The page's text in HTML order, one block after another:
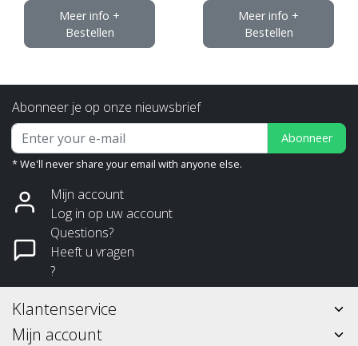
Meer info +
Bestellen
Meer info +
Bestellen
Abonneer je op onze nieuwsbrief
Abonneer
* We'll never share your email with anyone else.
Mijn account
Log in op uw account
Questions?
Heeft u vragen
?
Klantenservice
Mijn account